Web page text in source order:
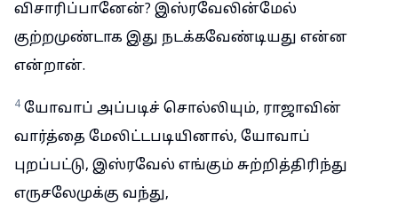
விசாரிப்பானேன்? இஸ்ரவேலின்மேல்
குற்றமுண்டாக இது நடக்கவேண்டியது என்ன
என்றான்.
4 யோவாப் அப்படிச் சொல்லியும், ராஜாவின்
வார்த்தை மேலிட்டபடியினால், யோவாப்
புறப்பட்டு, இஸ்ரவேல் எங்கும் சுற்றித்திரிந்து
எருசலேமுக்கு வந்து,